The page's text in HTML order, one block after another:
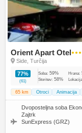
Orient Apart Otel●●●
Side, Turčija
77%
(61)
Soba: 59% Hrana:
Storitev: 58%
65 km Otroci Animacija
Dvoposteljna soba
Zajtrk
SunExpress (GRZ)